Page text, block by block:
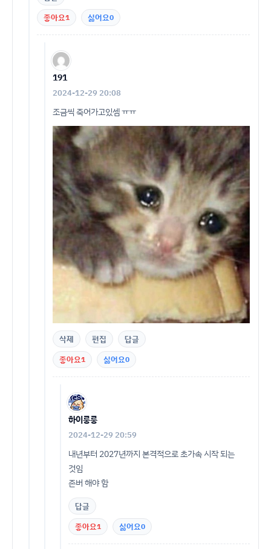
좋아요1 싫어요0
191
2024-12-29 20:08
조금씩 죽어가고있셈 ㅠㅠ
삭제 편집
답글
좋아요1 싫어요0
하이룽룽
2024-12-29 20:59
내년부터 2027년까지 본격적으로 초가속 시작 되는
것임
존버 해야 함
답글
좋아요1 싫어요0